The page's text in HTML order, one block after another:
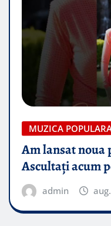
MUZICA
Am lansat noua
Ascultați acum
admin